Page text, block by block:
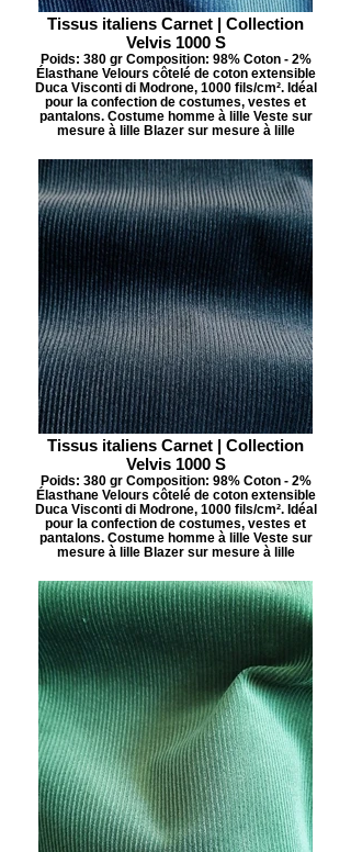
Tissus italiens Carnet | Collection
Velvis 1000 S
Poids: 380 gr Composition: 98% Coton - 2%
Élasthane Velours côtelé de coton extensible
Duca Visconti di Modrone, 1000 fils/cm². Idéal
pour la confection de costumes, vestes et
pantalons. Costume homme à lille Veste sur
mesure à lille Blazer sur mesure à lille
Tissus italiens Carnet | Collection
Velvis 1000 S
Poids: 380 gr Composition: 98% Coton - 2%
Élasthane Velours côtelé de coton extensible
Duca Visconti di Modrone, 1000 fils/cm². Idéal
pour la confection de costumes, vestes et
pantalons. Costume homme à lille Veste sur
mesure à lille Blazer sur mesure à lille